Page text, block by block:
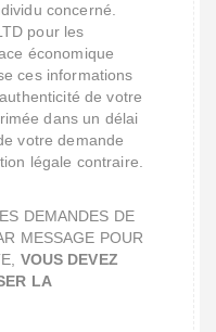
concerné.
pour les
économique
ces informations
de votre
dans un délai
votre demande
légale contraire.
DEMANDES DE
MESSAGE POUR
VOUS DEVEZ
LA